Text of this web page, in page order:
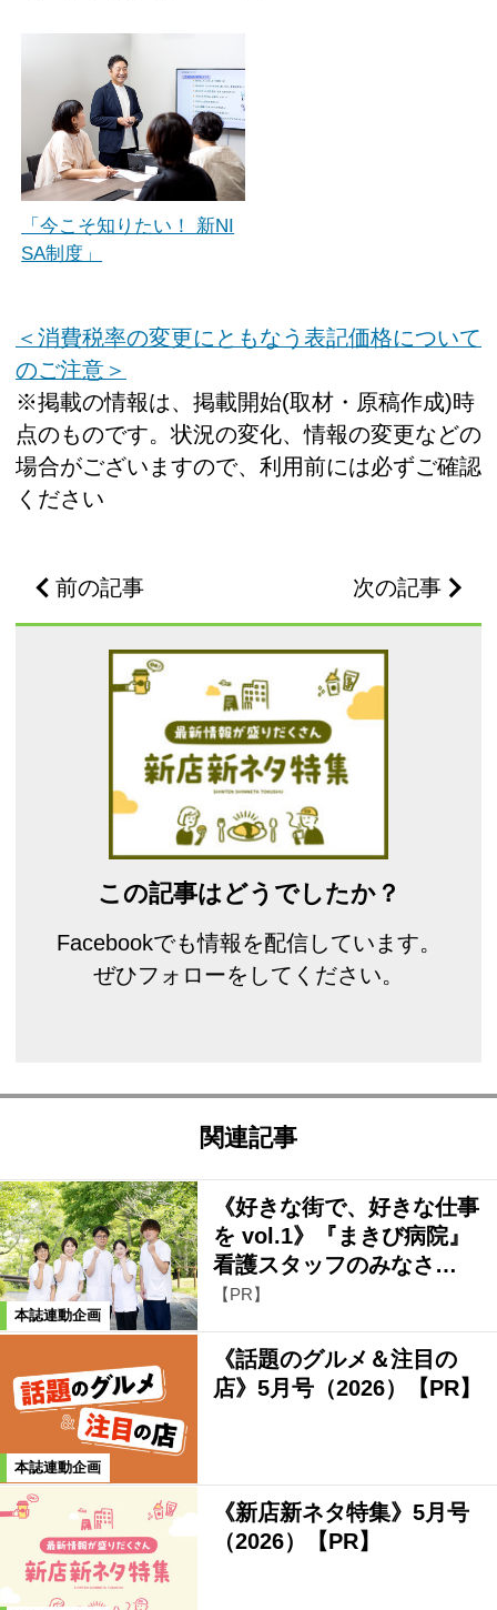
「今こそ知りたい！ 新NI
SA制度」
＜消費税率の変更にともなう表記価格について
のご注意＞
※掲載の情報は、掲載開始(取材・原稿作成)時
点のものです。状況の変化、情報の変更などの
場合がございますので、利用前には必ずご確認
ください
前の記事 次の記事
この記事はどうでしたか？
Facebookでも情報を配信しています。
ぜひフォローをしてください。
関連記事
本誌連動企画
《好きな街で、好きな仕事
を vol.1》『まきび病院』
看護スタッフのみなさ…
【PR】
本誌連動企画
《話題のグルメ＆注目の
店》5月号（2026）【PR】
《新店新ネタ特集》5月号
（2026）【PR】